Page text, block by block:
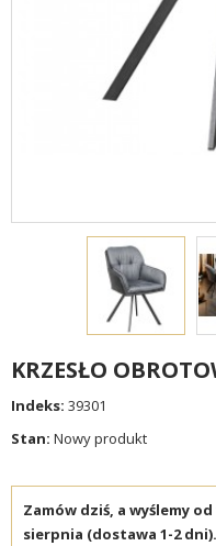
KRZESŁO
Indeks: 39301
Stan: Nowy produkt
Zamów dziś, a wyślemy
sierpnia (dostawa 1-2 dni).